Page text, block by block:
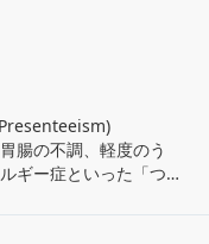
体の異常を知らせる三
腸の不調、軽度のう
ギー症といった「つら